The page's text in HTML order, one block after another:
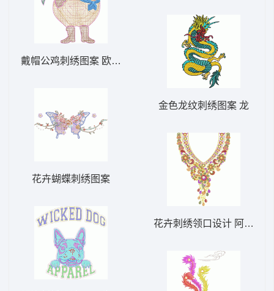
戴帽公鸡刺绣图案 欧美田园风格公鸡毛巾绣
花卉蝴蝶刺绣图案
金色龙纹刺绣图案 龙
花卉刺绣领口设计 阿拉伯